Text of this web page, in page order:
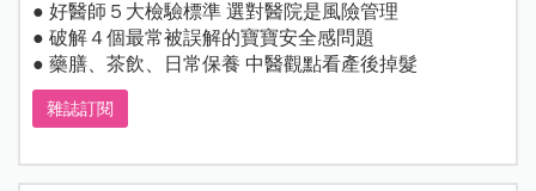
● 好醫師５大檢驗標準 選對醫院是風險管理
● 破解４個最常被誤解的寶寶安全感問題
● 藥膳、茶飲、日常保養 中醫觀點看產後掉髮
雜誌訂閱